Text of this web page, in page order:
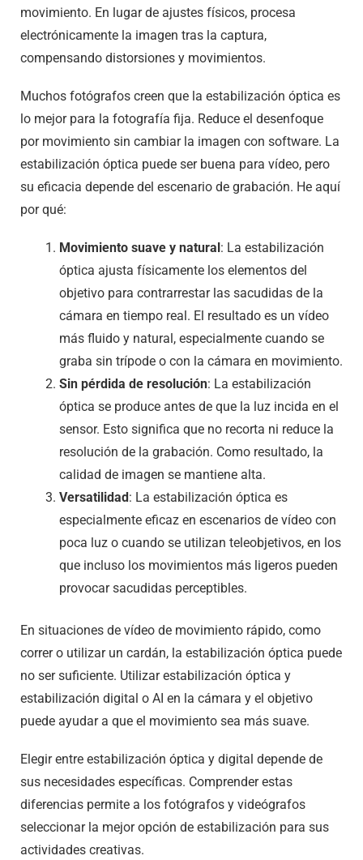
movimiento. En lugar de ajustes físicos, procesa
electrónicamente la imagen tras la captura,
compensando distorsiones y movimientos.
Muchos fotógrafos creen que la estabilización óptica es
lo mejor para la fotografía fija. Reduce el desenfoque
por movimiento sin cambiar la imagen con software. La
estabilización óptica puede ser buena para vídeo, pero
su eficacia depende del escenario de grabación. He aquí
por qué:
Movimiento suave y natural: La estabilización
óptica ajusta físicamente los elementos del
objetivo para contrarrestar las sacudidas de la
cámara en tiempo real. El resultado es un vídeo
más fluido y natural, especialmente cuando se
graba sin trípode o con la cámara en movimiento.
Sin pérdida de resolución: La estabilización
óptica se produce antes de que la luz incida en el
sensor. Esto significa que no recorta ni reduce la
resolución de la grabación. Como resultado, la
calidad de imagen se mantiene alta.
Versatilidad: La estabilización óptica es
especialmente eficaz en escenarios de vídeo con
poca luz o cuando se utilizan teleobjetivos, en los
que incluso los movimientos más ligeros pueden
provocar sacudidas perceptibles.
En situaciones de vídeo de movimiento rápido, como
correr o utilizar un cardán, la estabilización óptica puede
no ser suficiente. Utilizar estabilización óptica y
estabilización digital o AI en la cámara y el objetivo
puede ayudar a que el movimiento sea más suave.
Elegir entre estabilización óptica y digital depende de
sus necesidades específicas. Comprender estas
diferencias permite a los fotógrafos y videógrafos
seleccionar la mejor opción de estabilización para sus
actividades creativas.